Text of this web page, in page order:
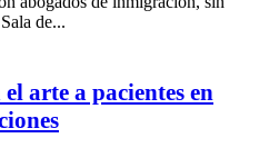
de...
arte a pacientes en